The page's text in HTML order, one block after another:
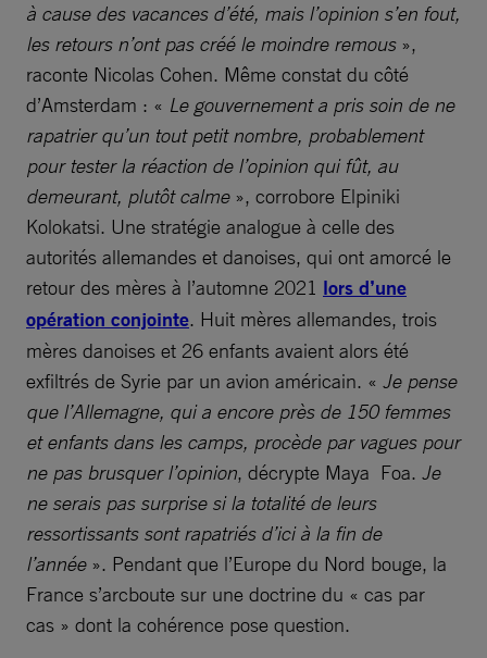
à cause des vacances d’été, mais l’opinion s’en fout,
les retours n’ont pas créé le moindre remous»,
raconte Nicolas Cohen. Même constat du côté
d’Amsterdam : « Le gouvernement a pris soin de ne
rapatrier qu’un tout petit nombre, probablement
pour tester la réaction de l’opinion qui fût, au
demeurant, plutôt calme», corrobore Elpiniki
Kolokatsi. Une stratégie analogue à celle des
autorités allemandes et danoises, qui ont amorcé le
retour des mères à l’automne 2021 lors d’une
opération conjointe. Huit mères allemandes, trois
mères danoises et 26 enfants avaient alors été
exfiltrés de Syrie par un avion américain. « Je pense
que l’Allemagne, qui a encore près de 150 femmes
et enfants dans les camps, procède par vagues pour
ne pas brusquer l’opinion, décrypte Maya Foa. Je
ne serais pas surprise si la totalité de leurs
ressortissants sont rapatriés d’ici à la fin de
l’année». Pendant que l’Europe du Nord bouge, la
France s’arcboute sur une doctrine du « cas par
cas » dont la cohérence pose question.